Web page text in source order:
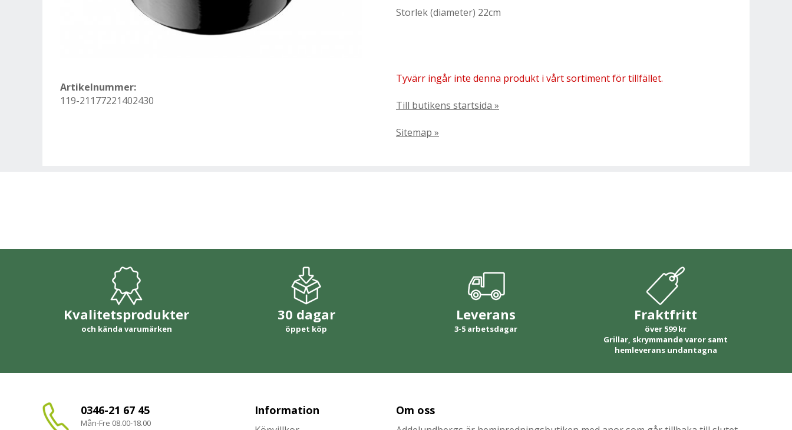
Storlek (diameter) 22cm
Tyvärr ingår inte denna produkt i vårt sortiment för tillfället.
Till butikens startsida »
Sitemap »
Artikelnummer:
119-21177221402430
Kvalitetsprodukter
och kända varumärken
30 dagar
öppet köp
Leverans
3-5 arbetsdagar
Fraktfritt
över 599 kr
Grillar, skrymmande varor samt
hemleverans undantagna
0346-21 67 45
Mån-Fre 08.00-18.00
Information Om oss